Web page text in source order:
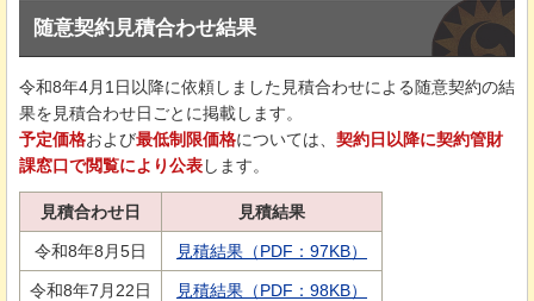
随意契約見積合わせ結果
令和8年4月1日以降に依頼しました見積合わせによる随意契約の結
果を見積合わせ日ごとに掲載します。
予定価格および最低制限価格については、 契約日以降に契約管財
課窓口で閲覧により公表します。
見積合わせ日 見積結果
令和8年8月5日 見積結果（PDF：97KB）
令和8年7月22日 見積結果（PDF：98KB）